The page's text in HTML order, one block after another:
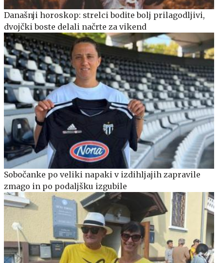
Današnji horoskop: strelci bodite bolj prilagodljivi,
dvojčki boste delali načrte za vikend
Sobočanke po veliki napaki v izdihljajih zapravile
zmago in po podaljšku izgubile